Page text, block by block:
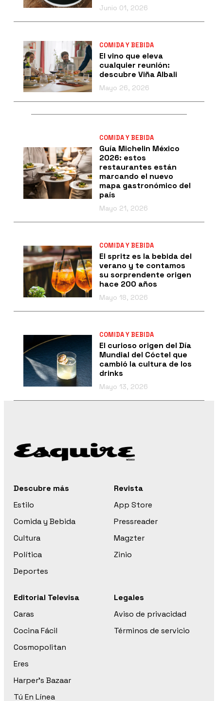
Junio 01, 2026
COMIDA Y BEBIDA
El vino que eleva
cualquier reunión:
descubre Viña Albali
Mayo 26, 2026
COMIDA Y BEBIDA
Guía Michelin México
2026: estos
restaurantes están
marcando el nuevo
mapa gastronómico del
país
Mayo 21, 2026
COMIDA Y BEBIDA
El spritz es la bebida del
verano y te contamos
su sorprendente origen
hace 200 años
Mayo 18, 2026
COMIDA Y BEBIDA
El curioso origen del Día
Mundial del Cóctel que
cambió la cultura de los
drinks
Mayo 13, 2026
Descubre más
Estilo
Comida y Bebida
Cultura
Política
Deportes
Revista
App Store
Pressreader
Magzter
Zinio
Editorial Televisa
Caras
Cocina Fácil
Cosmopolitan
Eres
Harper’s Bazaar
Tú En Línea
Legales
Aviso de privacidad
Términos de servicio